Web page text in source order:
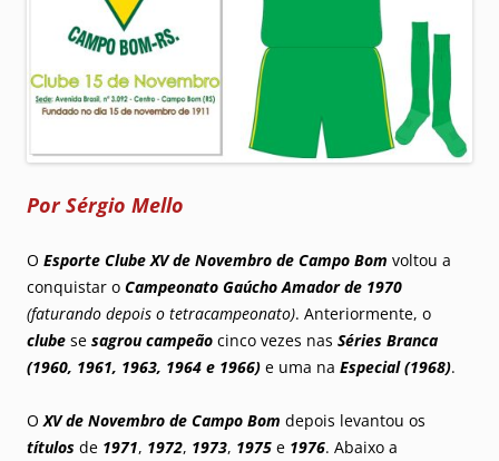
Por Sérgio Mello
O Esporte Clube XV de Novembro de Campo Bom voltou a
conquistar o Campeonato Gaúcho Amador de 1970
(faturando depois o tetracampeonato). Anteriormente, o
clube se sagrou campeão cinco vezes nas Séries Branca
(1960, 1961, 1963, 1964 e 1966) e uma na Especial (1968).
OXV de Novembro de Campo Bom depois levantou os
títulos de 1971, 1972, 1973, 1975 e 1976. Abaixo a